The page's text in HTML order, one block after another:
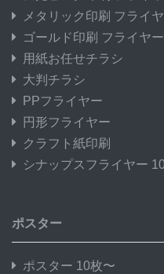
メタリック印刷 フライ
ゴールド印刷 フライヤー
用紙お任せチラシ
大判チラシ
PPフライヤー
円形フライヤー
クラフト紙印刷
シナップスフライヤー
ポスター
ポスター 10枚〜